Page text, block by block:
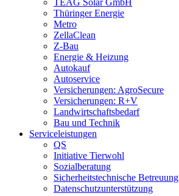
TEAG Solar GmbH
Thüringer Energie
Metro
ZellaClean
Z-Bau
Energie & Heizung
Autokauf
Autoservice
Versicherungen: AgroSecure
Versicherungen: R+V
Landwirtschaftsbedarf
Bau und Technik
Service­­leistungen
QS
Initiative Tierwohl
Sozialberatung
Sicherheitstechnische Betreuung
Datenschutzunterstützung